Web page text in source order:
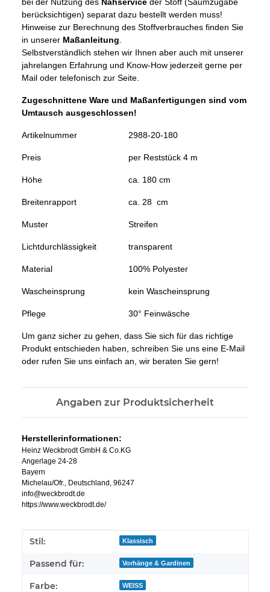
berücksichtigen) separat dazu bestellt werden muss!
Hinweise zur Berechnung des Stoffverbrauches finden Sie
in unserer Maßanleitung
Selbstverständlich stehen wir Ihnen aber auch mit unserer
jahrelangen Erfahrung und Know-How jederzeit gerne per
Mail oder telefonisch zur Seite.
Zugeschnittene Ware und Maßanfertigungen sind vom
Umtausch ausgeschlossen!
Artikelnummer 2988-20-180
Preis per Reststück 4 m
Höhe ca. 180 cm
Breitenrapport ca. 28 cm
Muster Streifen
Lichtdurchlässigkeit transparent
Material 100% Polyester
Wascheinsprung kein Wascheinsprung
Pflege 30° Feinwäsche
Um ganz sicher zu gehen, dass Sie sich für das richtige
Produkt entschieden haben, schreiben Sie uns eine E-Mail
oder rufen Sie uns einfach an, wir beraten Sie gern!
Angaben zur Produktsicherheit
Herstellerinformationen:
Heinz Weckbrodt GmbH & Co.KG
Angerlage 24-28
Bayern
Michelau/Ofr., Deutschland, 96247
info@weckbrodt.de
https://www.weckbrodt.de/
Produkteigenschaft
Wert
Stil: Klassisch
Passend für: Vorhänge & Gardinen
Farbe: WEISS